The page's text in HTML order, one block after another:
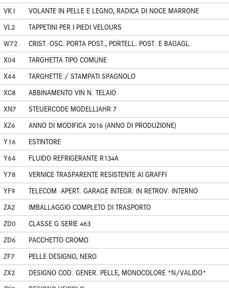
VK1
VOLANTE IN PELLE E LEGNO, RADICA DI NOCE MARRONE
VL2
TAPPETINI PER I PIEDI VELOURS
W72
CRIST. OSC. PORTA POST., PORTELL. POST. E BAGAGL.
X04
TARGHETTA TIPO COMUNE
X44
TARGHETTE / STAMPATI SPAGNOLO
XC8
ABBINAMENTO VIN N. TELAIO
XN7
STEUERCODE MODELLJAHR 7
XZ6
ANNO DI MODIFICA 2016 (ANNO DI PRODUZIONE)
Y16
ESTINTORE
Y64
FLUIDO REFRIGERANTE R134A
Y78
VERNICE TRASPARENTE RESISTENTE AI GRAFFI
YF9
TELECOM. APERT. GARAGE INTEGR. IN RETROV. INTERNO
ZA2
IMBALLAGGIO COMPLETO DI TRASPORTO
ZD0
CLASSE G SERIE 463
ZD6
PACCHETTO CROMO
ZF7
PELLE DESIGNO, NERO
ZX2
DESIGNO COD. GENER. PELLE, MONOCOLORE *N/VALIDO*